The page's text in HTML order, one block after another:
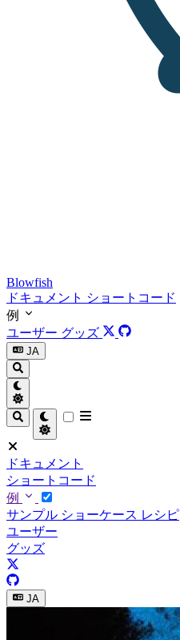
Blowfish
ドキュメント ショートコード
例
ユーザー グッズ
JA
ドキュメント
ショートコード
例
サンプル ショーケース レシピ
ユーザー
グッズ
JA